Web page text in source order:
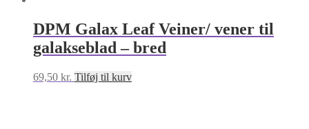
DPM Galax Leaf Veiner/ vener til
galakseblad – bred
69,50 kr. Tilføj til kurv